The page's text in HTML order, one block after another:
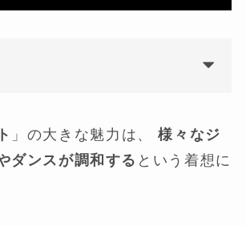
」の大きな魅力は、様々なジ
ダンスが調和する という着想に